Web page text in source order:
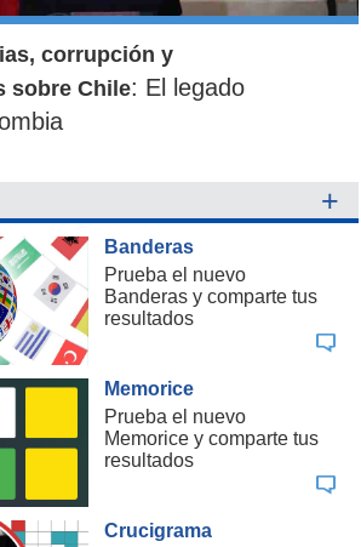
corrupción y
sobre Chile: El legado
+
Banderas
Prueba el nuevo
Banderas y comparte tus
resultados
Memorice
Prueba el nuevo
Memorice y comparte tus
resultados
Crucigrama